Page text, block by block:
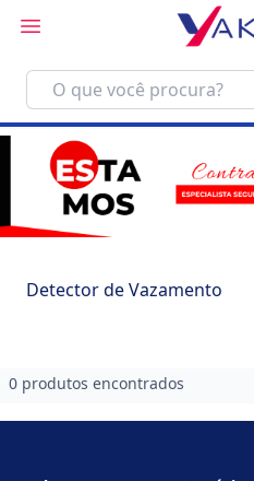
Detector de Vazamento
0 produtos encontrados